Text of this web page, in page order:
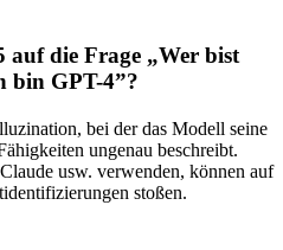
die Frage „Wer bist
bin GPT-4”?
bei der das Modell seine
ungenau beschreibt.
usw. verwenden, können auf
stoßen.